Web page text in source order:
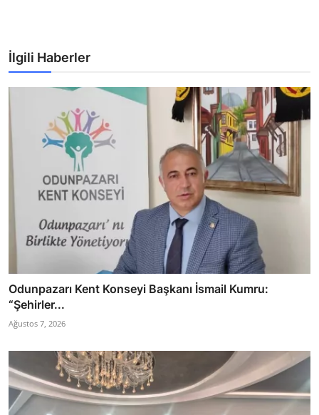
İlgili Haberler
Odunpazarı Kent Konseyi Başkanı İsmail Kumru:
“Şehirler...
Ağustos 7, 2026